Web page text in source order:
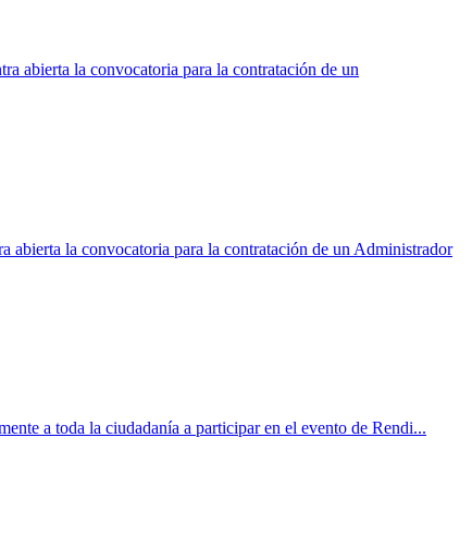
abierta la convocatoria para la contratación de un
la convocatoria para la contratación de un Administrador
a toda la ciudadanía a participar en el evento de Rendi...